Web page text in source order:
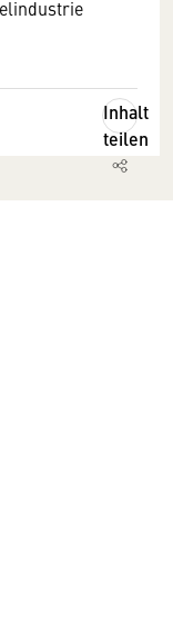
Inhalt
teilen